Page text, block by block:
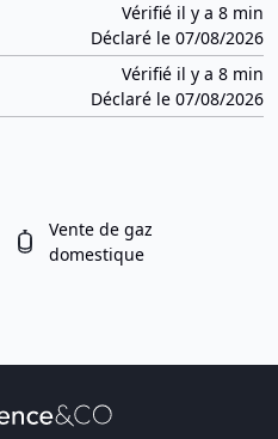
Vérifié il y a 8 min
Déclaré le 07/08/2026
Vérifié il y a 8 min
Déclaré le 07/08/2026
Vente de gaz
domestique